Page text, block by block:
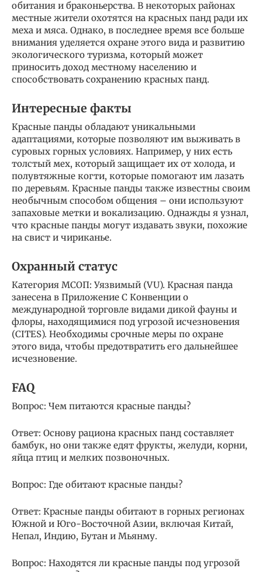
обитания и браконьерства. В некоторых районах
местные жители охотятся на красных панд ради их
меха и мяса. Однако, в последнее время все больше
внимания уделяется охране этого вида и развитию
экологического туризма, который может
приносить доход местному населению и
способствовать сохранению красных панд.
Интересные факты
Красные панды обладают уникальными
адаптациями, которые позволяют им выживать в
суровых горных условиях. Например, у них есть
толстый мех, который защищает их от холода, и
полувтяжные когти, которые помогают им лазать
по деревьям. Красные панды также известны своим
необычным способом общения – они используют
запаховые метки и вокализацию. Однажды я узнал,
что красные панды могут издавать звуки, похожие
на свист и чириканье.
Охранный статус
Категория МСОП: Уязвимый (VU). Красная панда
занесена в Приложение C Конвенции о
международной торговле видами дикой фауны и
флоры, находящимися под угрозой исчезновения
(CITES). Необходимы срочные меры по охране
этого вида, чтобы предотвратить его дальнейшее
исчезновение.
FAQ
Вопрос: Чем питаются красные панды?
Ответ: Основу рациона красных панд составляет
бамбук, но они также едят фрукты, желуди, корни,
яйца птиц и мелких позвоночных.
Вопрос: Где обитают красные панды?
Ответ: Красные панды обитают в горных регионах
Южной и Юго-Восточной Азии, включая Китай,
Непал, Индию, Бутан и Мьянму.
Вопрос: Находятся ли красные панды под угрозой